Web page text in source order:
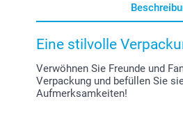
Eine stilvolle
Verwöhnen Sie Freunde und
Verpackung und befüllen Sie
Aufmerksamkeiten!